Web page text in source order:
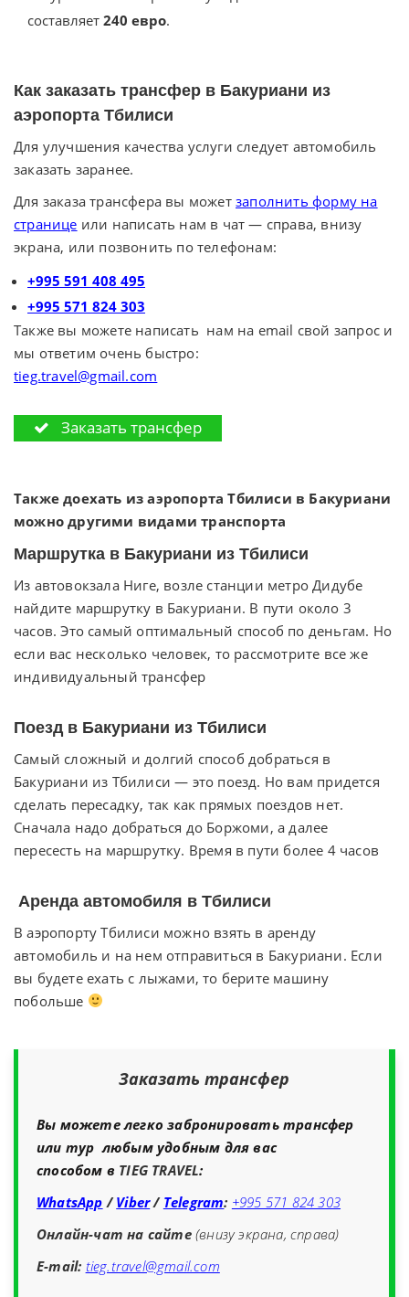
составляет 240 евро.
Как заказать трансфер в Бакуриани из
аэропорта Тбилиси
Для улучшения качества услуги следует автомобиль
заказать заранее.
Для заказа трансфера вы может заполнить форму на
странице или написать нам в чат — справа, внизу
экрана, или позвонить по телефонам:
+995 591 408 495
+995 571 824 303
Также вы можете написать нам на email свой запрос и
мы ответим очень быстро:
tieg.travel@gmail.com
Заказать трансфер
Также доехать из аэропорта Тбилиси в Бакуриани
можно другими видами транспорта
Маршрутка в Бакуриани из Тбилиси
Из автовокзала Ниге, возле станции метро Дидубе
найдите маршрутку в Бакуриани. В пути около 3
часов. Это самый оптимальный способ по деньгам. Но
если вас несколько человек, то рассмотрите все же
индивидуальный трансфер
Поезд в Бакуриани из Тбилиси
Самый сложный и долгий способ добраться в
Бакуриани из Тбилиси — это поезд. Но вам придется
сделать пересадку, так как прямых поездов нет.
Сначала надо добраться до Боржоми, а далее
пересесть на маршрутку. Время в пути более 4 часов
Аренда автомобиля в Тбилиси
В аэропорту Тбилиси можно взять в аренду
автомобиль и на нем отправиться в Бакуриани. Если
вы будете ехать с лыжами, то берите машину
побольше
Заказать трансфер
Вы можете легко забронировать трансфер
или тур любым удобным для вас
способом в TIEG TRAVEL:
WhatsApp /Viber/ Telegram: +995 571 824 303
Онлайн-чат на сайте(внизу экрана, справа)
E-mail: tieg.travel@gmail.com